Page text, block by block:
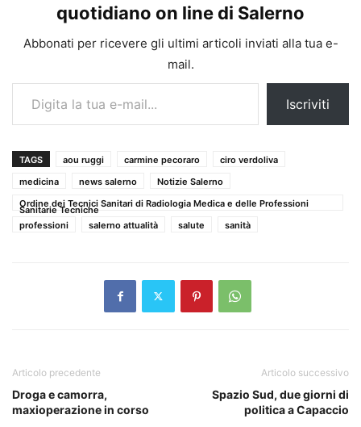
quotidiano on line di Salerno
Abbonati per ricevere gli ultimi articoli inviati alla tua e-
mail.
Digita la tua e-mail...
Iscriviti
TAGS aou ruggi carmine pecoraro
ciro verdoliva
medicina
news salerno
Notizie Salerno
Ordine dei Tecnici Sanitari di Radiologia Medica e delle Professioni
Sanitarie Tecniche
professioni
salerno attualità salute sanità
Articolo precedente
Droga e camorra,
maxioperazione in corso
Articolo successivo
Spazio Sud, due giorni di
politica a Capaccio